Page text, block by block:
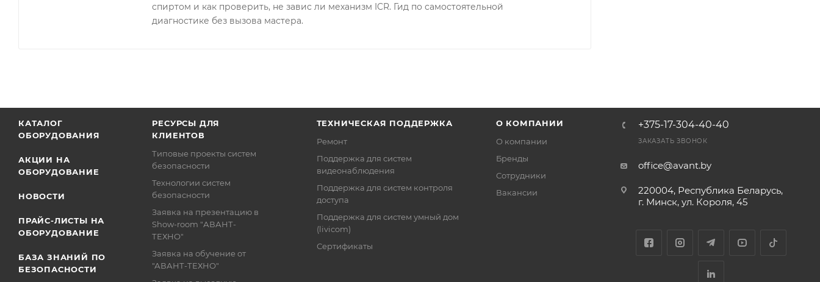
спиртом и как проверить, не завис ли механизм ICR. Гид по самостоятельной
диагностике без вызова мастера.
КАТАЛОГ
ОБОРУДОВАНИЯ
АКЦИИ НА
ОБОРУДОВАНИЕ
НОВОСТИ
ПРАЙС-ЛИСТЫ НА
ОБОРУДОВАНИЕ
БАЗА ЗНАНИЙ ПО
БЕЗОПАСНОСТИ
РЕСУРСЫ ДЛЯ
КЛИЕНТОВ
Типовые проекты систем
безопасности
Технологии систем
безопасности
Заявка на презентацию в
Show-room "АВАНТ-
ТЕХНО"
Заявка на обучение от
"АВАНТ-ТЕХНО"
ТЕХНИЧЕСКАЯ ПОДДЕРЖКА
Ремонт
Поддержка для систем
видеонаблюдения
Поддержка для систем контроля
доступа
Поддержка для систем умный дом
(livicom)
Сертификаты
О КОМПАНИИ
О компании
Бренды
Сотрудники
Вакансии
+375-17-304-40-40
ЗАКАЗАТЬ ЗВОНОК
office@avant.by
220004, Республика Беларусь,
г. Минск, ул. Короля, 45